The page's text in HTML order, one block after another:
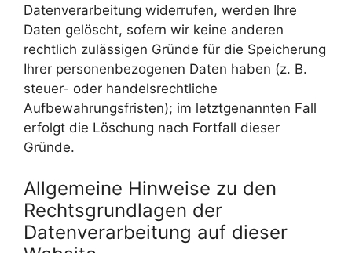
Datenverarbeitung widerrufen, werden Ihre
Daten gelöscht, sofern wir keine anderen
rechtlich zulässigen Gründe für die Speicherung
Ihrer personenbezogenen Daten haben (z. B.
steuer- oder handelsrechtliche
Aufbewahrungsfristen); im letztgenannten Fall
erfolgt die Löschung nach Fortfall dieser
Gründe.
Allgemeine Hinweise zu den
Rechtsgrundlagen der
Datenverarbeitung auf dieser